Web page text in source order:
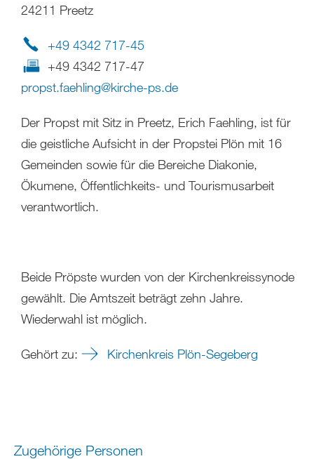
24211 Preetz
+49 4342 717-45
+49 4342 717-47
propst.faehling@kirche-ps.de
Der Propst mit Sitz in Preetz, Erich Faehling, ist für
die geistliche Aufsicht in der Propstei Plön mit 16
Gemeinden sowie für die Bereiche Diakonie,
Ökumene, Öffentlichkeits- und Tourismusarbeit
verantwortlich.
Beide Pröpste wurden von der Kirchenkreissynode
gewählt. Die Amtszeit beträgt zehn Jahre.
Wiederwahl ist möglich.
Gehört zu: Kirchenkreis Plön-Segeberg
Zugehörige Personen